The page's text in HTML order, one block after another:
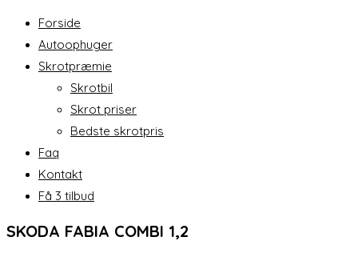
Forside
Autoophuger
Skrotpræmie
Skrotbil
Skrot priser
Bedste skrotpris
Faq
Kontakt
Få 3 tilbud
SKODA FABIA COMBI 1,2